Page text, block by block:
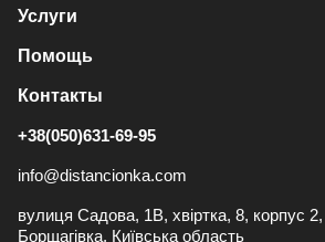
Услуги
Помощь
Контакты
+38(050)631-69-95
info@distancionka.com
вулиця Садова, 1В, хвіртка, 8, корпус
Борщагівка, Київська область